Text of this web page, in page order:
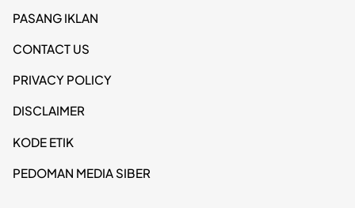
PASANG IKLAN
CONTACT US
PRIVACY POLICY
DISCLAIMER
KODE ETIK
PEDOMAN MEDIA SIBER